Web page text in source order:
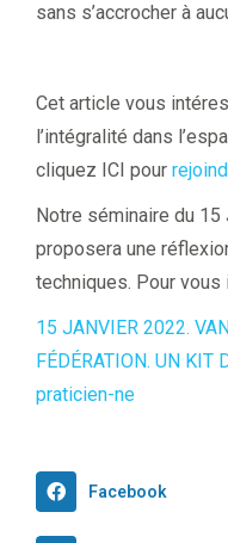
sans s’accrocher à
Cet article vous
l’intégralité dans
cliquez ICI pour
Notre séminaire du 15
proposera une
techniques. Pour vous
15 JANVIER 2022.
FÉDÉRATION. UN KIT
praticien-ne
Facebook